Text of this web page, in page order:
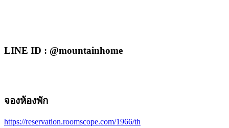
LINE ID : @mountainhome
จองห้องพัก
https://reservation.roomscope.com/1966/th